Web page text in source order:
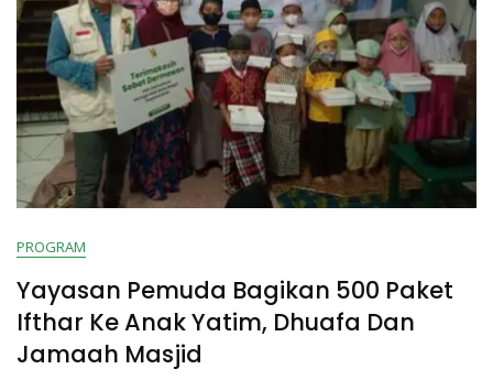
PROGRAM
Yayasan Pemuda Bagikan 500 Paket
Ifthar Ke Anak Yatim, Dhuafa Dan
Jamaah Masjid